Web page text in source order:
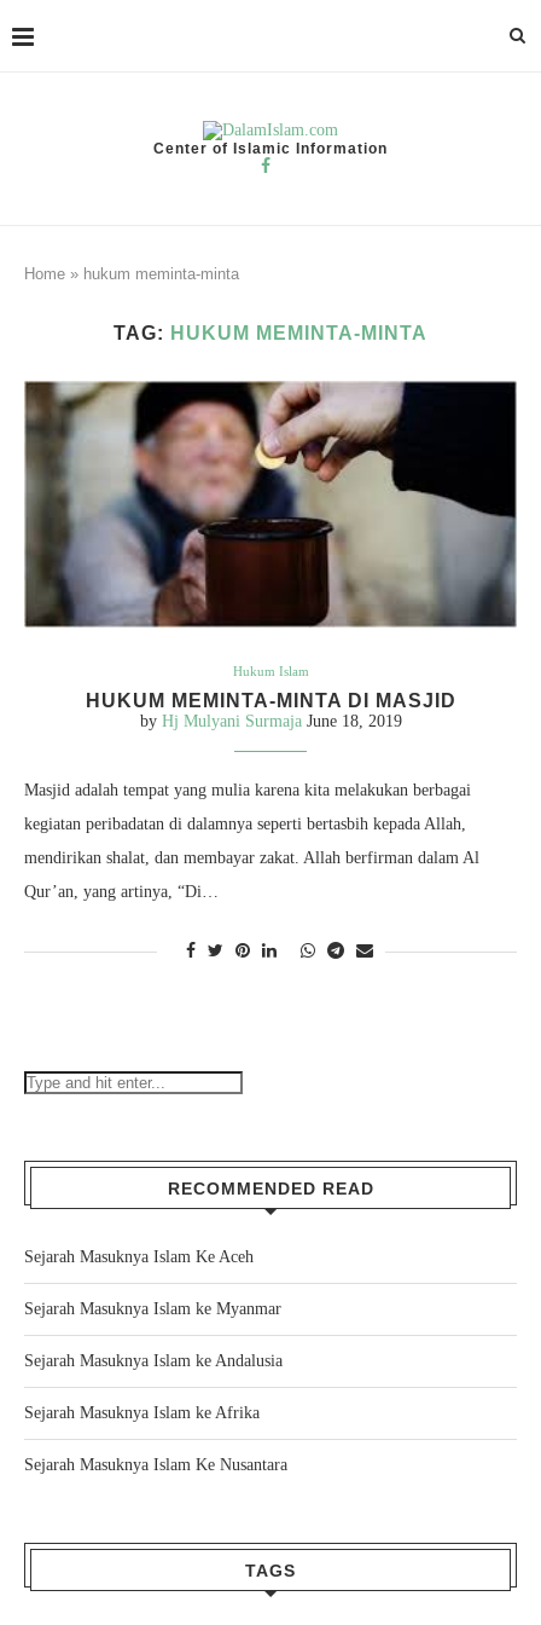
Center of Islamic Information
Home » hukum meminta-minta
TAG: HUKUM MEMINTA-MINTA
Hukum Islam
HUKUM MEMINTA-MINTA DI MASJID
by Hj Mulyani Surmaja June 18, 2019
Masjid adalah tempat yang mulia karena kita melakukan berbagai
kegiatan peribadatan di dalamnya seperti bertasbih kepada Allah,
mendirikan shalat, dan membayar zakat. Allah berfirman dalam Al
Qur’an, yang artinya, “Di…
RECOMMENDED READ
Sejarah Masuknya Islam Ke Aceh
Sejarah Masuknya Islam ke Myanmar
Sejarah Masuknya Islam ke Andalusia
Sejarah Masuknya Islam ke Afrika
Sejarah Masuknya Islam Ke Nusantara
TAGS